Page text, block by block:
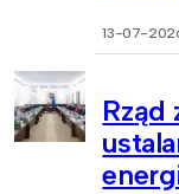
13-07-
Rząd